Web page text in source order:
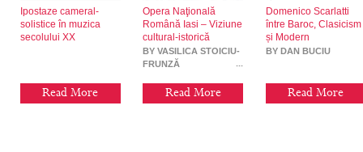
Ipostaze cameral-
solistice în muzica
secolului XX
Read More
Opera Naţională
Română Iasi – Viziune
cultural-istorică
BY VASILICA STOICIU-
FRUNZĂ
Read More
Domenico Scarlatti
între Baroc, Clasicism
și Modern
BY DAN BUCIU
Read More